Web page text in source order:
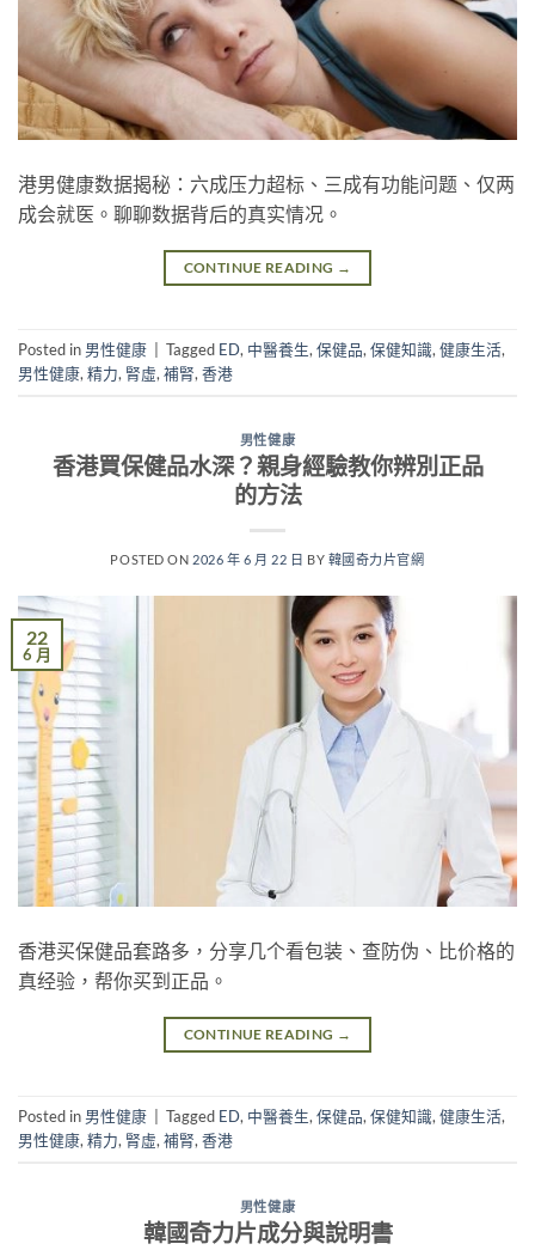
港男健康数据揭秘：六成压力超标、三成有功能问题、仅两
成会就医。聊聊数据背后的真实情况。
CONTINUE READING →
Posted in 男性健康 Tagged ED, 中醫養生,保健品,保健知識,健康生活,
男性健康,精力, 腎虛,補腎,香港
男性健康
香港買保健品水深？親身經驗教你辨別正品
的方法
POSTED ON 2026 年 6 月 22 日 BY 韓國奇力片官網
22
6 月
香港买保健品套路多，分享几个看包装、查防伪、比价格的
真经验，帮你买到正品。
CONTINUE READING →
Posted in 男性健康 Tagged ED, 中醫養生, 保健品, 保健知識, 健康生活,
男性健康, 精力, 腎虛, 補腎, 香港
男性健康
韓國奇力片成分與說明書